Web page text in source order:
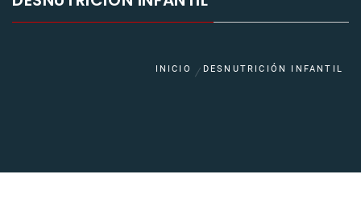
INICIO DESNUTRICIÓN INFANTIL